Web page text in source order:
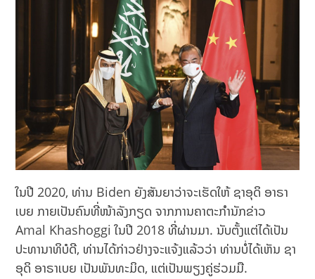
ໃນປີ 2020, ທ່ານ Biden ຍັງສັນຍາວ່າຈະເຮັດໃຫ້ ຊາອຸດິ ອາຣາ
ເບຍ ກາຍເປັນຄົນທີ່ໜ້າລັງກຽດ ຈາກການຄາຕະກຳນັກຂ່າວ
Amal Khashoggi ໃນປີ 2018 ທີ່ຜ່ານມາ. ນັບຕັ້ງ​ແຕ່​ໄດ້​ເປັນ​
ປະທານາທິບໍດີ, ທ່ານ​ໄດ້​ກ່າວ​ຢ່າງ​ຈະ​ແຈ້ງ​ແລ້ວ​ວ່າ ທ່ານ​ບໍ່​ໄດ້ເຫັນ ຊາ
ອຸດິ ອາຣາເບຍ ​ເປັນ​ພັນທະ​ມິດ, ​ແຕ່​ເປັນພຽງ​ຄູ່​ຮ່ວມ​ມື.